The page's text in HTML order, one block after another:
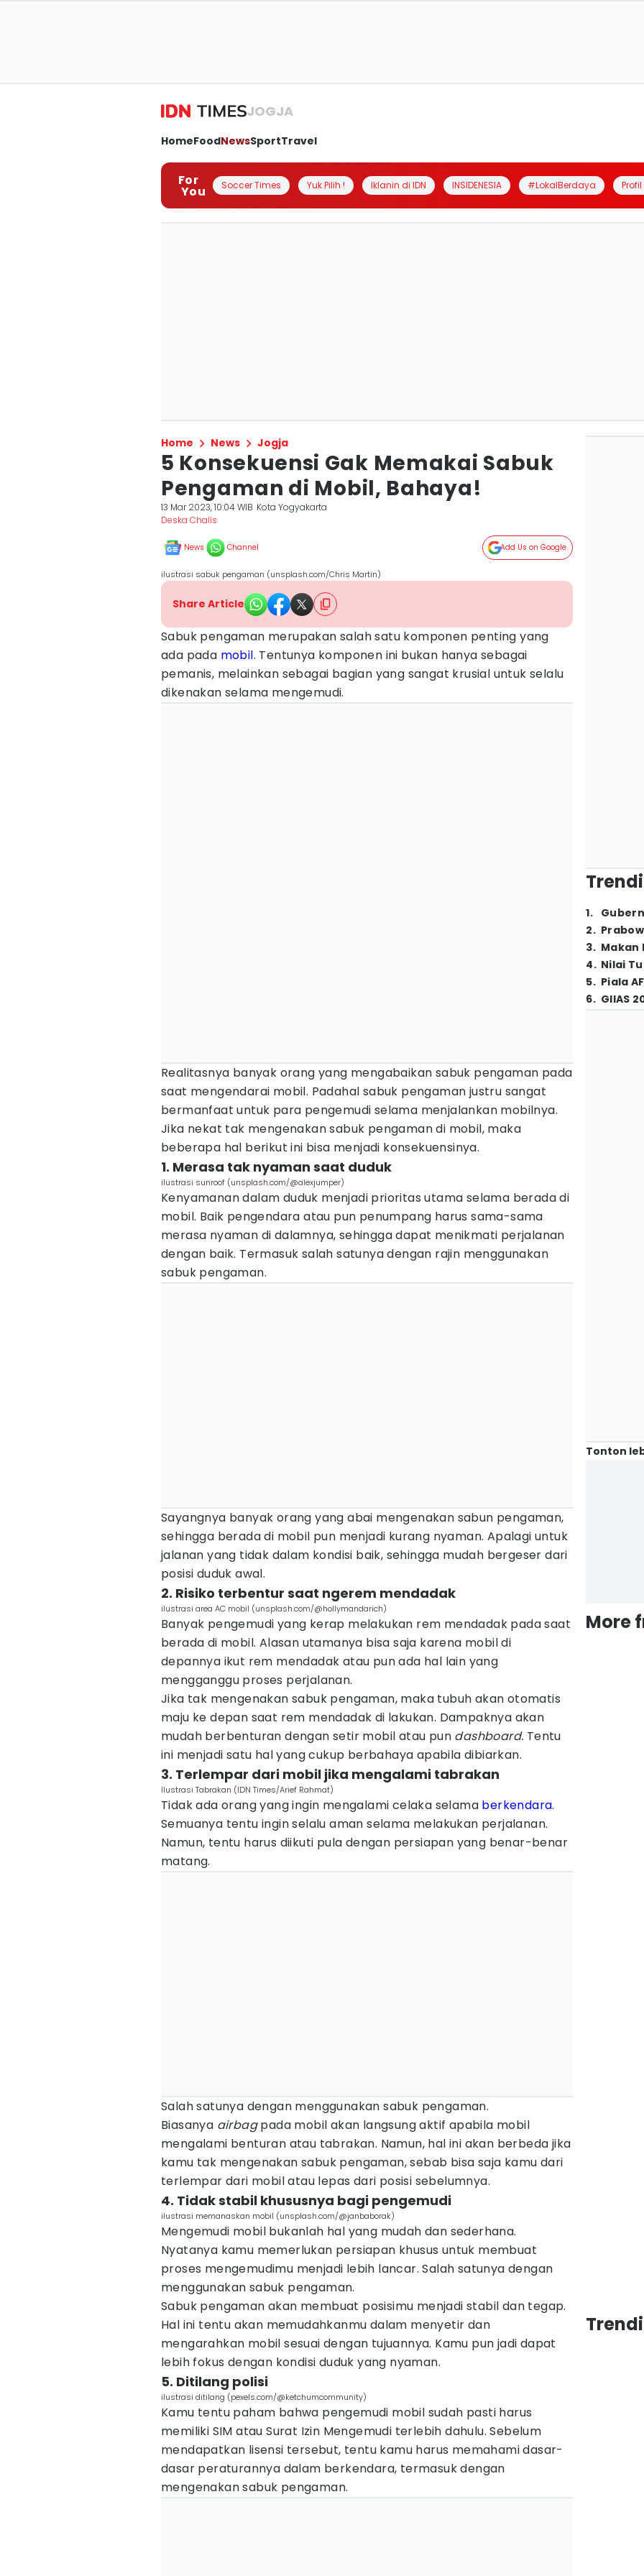
JOGJA
HomeFoodNewsSportTravel
For
You Soccer Times Yuk Pilih ! Iklanin di IDN INSIDENESIA #LokalBerdaya
Home News Jogja
5 Konsekuensi Gak Memakai Sabuk
Pengaman di Mobil, Bahaya!
13 Mar 2023, 10:04 WIB Kota Yogyakarta
Deska Chalis
News Channel Add Us on Google
ilustrasi sabuk pengaman (unsplash.com/Chris Martin)
Share Article
Sabuk pengaman merupakan salah satu komponen penting yang
ada pada mobil. Tentunya komponen ini bukan hanya sebagai
pemanis, melainkan sebagai bagian yang sangat krusial untuk selalu
dikenakan selama mengemudi.
Realitasnya banyak orang yang mengabaikan sabuk pengaman pada
saat mengendarai mobil. Padahal sabuk pengaman justru sangat
bermanfaat untuk para pengemudi selama menjalankan mobilnya.
Jika nekat tak mengenakan sabuk pengaman di mobil, maka
beberapa hal berikut ini bisa menjadi konsekuensinya.
1. Merasa tak nyaman saat duduk
ilustrasi sunroof (unsplash.com/@alexjumper)
Kenyamanan dalam duduk menjadi prioritas utama selama berada di
mobil. Baik pengendara atau pun penumpang harus sama-sama
merasa nyaman di dalamnya, sehingga dapat menikmati perjalanan
dengan baik. Termasuk salah satunya dengan rajin menggunakan
sabuk pengaman.
Sayangnya banyak orang yang abai mengenakan sabun pengaman,
sehingga berada di mobil pun menjadi kurang nyaman. Apalagi untuk
jalanan yang tidak dalam kondisi baik, sehingga mudah bergeser dari
posisi duduk awal.
2. Risiko terbentur saat ngerem mendadak
ilustrasi area AC mobil (unsplash.com/@hollymandarich)
Banyak pengemudi yang kerap melakukan rem mendadak pada saat
berada di mobil. Alasan utamanya bisa saja karena mobil di
depannya ikut rem mendadak atau pun ada hal lain yang
mengganggu proses perjalanan.
Jika tak mengenakan sabuk pengaman, maka tubuh akan otomatis
maju ke depan saat rem mendadak di lakukan. Dampaknya akan
mudah berbenturan dengan setir mobil atau pun dashboard. Tentu
ini menjadi satu hal yang cukup berbahaya apabila dibiarkan.
3. Terlempar dari mobil jika mengalami tabrakan
Ilustrasi Tabrakan (IDN Times/Arief Rahmat)
Tidak ada orang yang ingin mengalami celaka selama berkendara.
Semuanya tentu ingin selalu aman selama melakukan perjalanan.
Namun, tentu harus diikuti pula dengan persiapan yang benar-benar
matang.
Salah satunya dengan menggunakan sabuk pengaman.
Biasanya airbagpada mobil akan langsung aktif apabila mobil
mengalami benturan atau tabrakan. Namun, hal ini akan berbeda jika
kamu tak mengenakan sabuk pengaman, sebab bisa saja kamu dari
terlempar dari mobil atau lepas dari posisi sebelumnya.
4. Tidak stabil khususnya bagi pengemudi
ilustrasi memanaskan mobil (unsplash.com/@janbaborak)
Mengemudi mobil bukanlah hal yang mudah dan sederhana.
Nyatanya kamu memerlukan persiapan khusus untuk membuat
proses mengemudimu menjadi lebih lancar. Salah satunya dengan
menggunakan sabuk pengaman.
Sabuk pengaman akan membuat posisimu menjadi stabil dan tegap.
Hal ini tentu akan memudahkanmu dalam menyetir dan
mengarahkan mobil sesuai dengan tujuannya. Kamu pun jadi dapat
lebih fokus dengan kondisi duduk yang nyaman.
5. Ditilang polisi
ilustrasi ditilang (pexels.com/@ketchumcommunity)
Kamu tentu paham bahwa pengemudi mobil sudah pasti harus
memiliki SIM atau Surat Izin Mengemudi terlebih dahulu. Sebelum
mendapatkan lisensi tersebut, tentu kamu harus memahami dasar-
dasar peraturannya dalam berkendara, termasuk dengan
mengenakan sabuk pengaman.
1.
2.
3. Makan
4. Nilai
5. Piala
6. GIIAS
Tonton
More